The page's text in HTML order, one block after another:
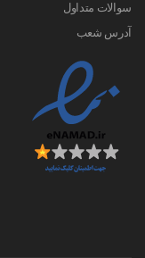
سوالات متداول
آدرس شعب